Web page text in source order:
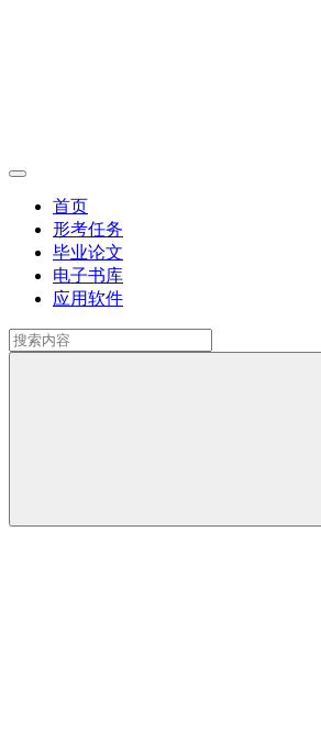
首页
形考任务
毕业论文
电子书库
应用软件